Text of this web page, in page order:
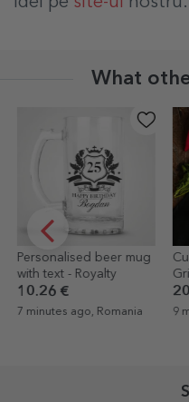
What
mug
Custom Sort - The
Grillfather
9 minutes ago,